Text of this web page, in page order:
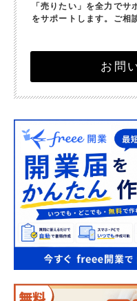
「売りたい」を全力でサ
をサポートします。 ご相
お問